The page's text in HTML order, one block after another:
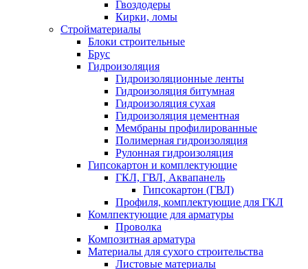
Гвоздодеры
Кирки, ломы
Стройматериалы
Блоки строительные
Брус
Гидроизоляция
Гидроизоляционные ленты
Гидроизоляция битумная
Гидроизоляция сухая
Гидроизоляция цементная
Мембраны профилированные
Полимерная гидроизоляция
Рулонная гидроизоляция
Гипсокартон и комплектующие
ГКЛ, ГВЛ, Аквапанель
Гипсокартон (ГВЛ)
Профиля, комплектующие для ГКЛ
Комлпектующие для арматуры
Проволка
Композитная арматура
Материалы для сухого строительства
Листовые материалы